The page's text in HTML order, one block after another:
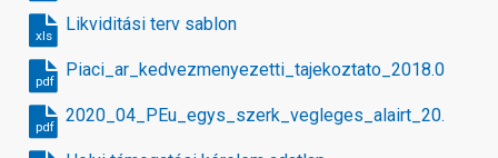
Likviditási terv sablon
xls
Piaci_ar_kedvezmenyezetti_tajekoztato_2018.09.13_1
pdf
2020_04_PEu_egys_szerk_vegleges_alairt_20.12.
pdf